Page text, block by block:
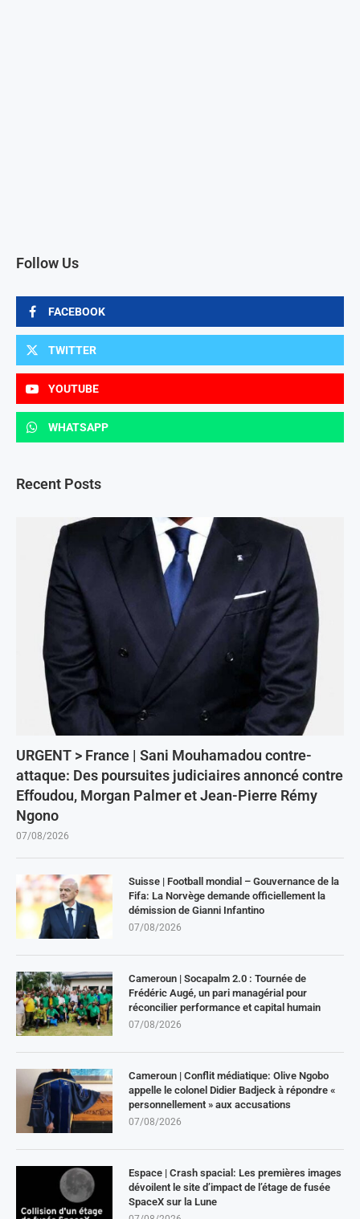
Follow Us
FACEBOOK
TWITTER
YOUTUBE
WHATSAPP
Recent Posts
URGENT > France | Sani Mouhamadou contre-
attaque: Des poursuites judiciaires annoncé contre
Effoudou, Morgan Palmer et Jean-Pierre Rémy
Ngono
07/08/2026
Suisse | Football mondial – Gouvernance de la
Fifa: La Norvège demande officiellement la
démission de Gianni Infantino
07/08/2026
Cameroun | Socapalm 2.0 : Tournée de
Frédéric Augé, un pari managérial pour
réconcilier performance et capital humain
07/08/2026
Cameroun | Conflit médiatique: Olive Ngobo
appelle le colonel Didier Badjeck à répondre «
personnellement » aux accusations
07/08/2026
Espace | Crash spacial: Les premières images
dévoilent le site d’impact de l’étage de fusée
SpaceX sur la Lune